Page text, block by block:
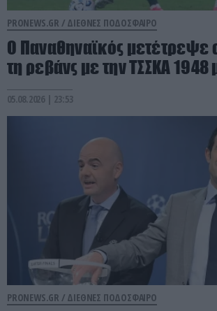
PRONEWS.GR / ΔΙΕΘΝΕΣ ΠΟΔΟΣΦΑΙΡΟ
Ο Παναθηναϊκός μετέτρεψε
τη ρεβάνς με την ΤΣΣΚΑ 1948
05.08.2026 | 23:53
PRONEWS.GR / ΔΙΕΘΝΕΣ ΠΟΔΟΣΦΑΙΡΟ